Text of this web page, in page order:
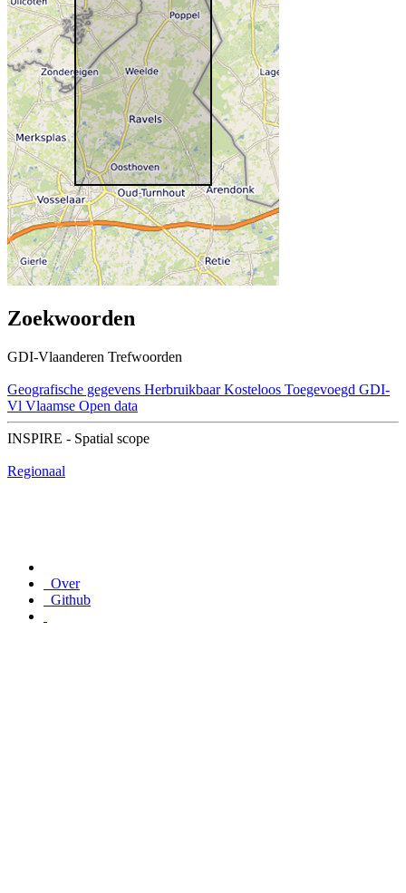
Zoekwoorden
GDI-Vlaanderen Trefwoorden
Geografische gegevens Herbruikbaar Kosteloos Toegevoegd GDI-
Vl Vlaamse Open data
INSPIRE - Spatial scope
Regionaal
Over
Github